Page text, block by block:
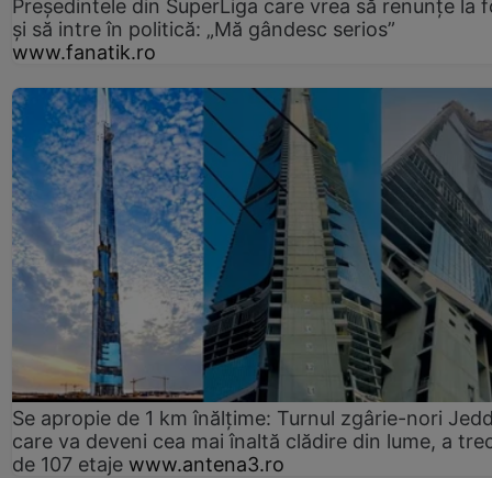
Președintele din SuperLiga care vrea să renunțe la
și să intre în politică: „Mă gândesc serios”
www.fanatik.ro
Se apropie de 1 km înălțime: Turnul zgârie-nori
care va deveni cea mai înaltă clădire din lume, a
de 107 etaje www.antena3.ro